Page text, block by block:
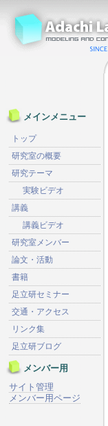
メインメニュー
トップ
研究室の概要
研究テーマ
実験ビデオ
講義
講義ビデオ
研究室メンバー
論文・活動
書籍
足立研セミナー
交通・アクセス
リンク集
足立研ブログ
メンバー用
サイト管理
メンバー用ページ